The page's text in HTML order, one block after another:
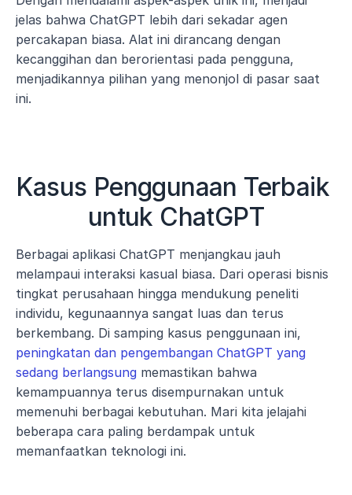
jelas bahwa ChatGPT lebih dari sekadar agen
percakapan biasa. Alat ini dirancang dengan
kecanggihan dan berorientasi pada pengguna,
menjadikannya pilihan yang menonjol di pasar saat
ini.
Kasus Penggunaan Terbaik
untuk ChatGPT
Berbagai aplikasi ChatGPT menjangkau jauh
melampaui interaksi kasual biasa. Dari operasi bisnis
tingkat perusahaan hingga mendukung peneliti
individu, kegunaannya sangat luas dan terus
peningkatan dan pengembangan ChatGPT yang
sedang berlangsung memastikan bahwa
kemampuannya terus disempurnakan untuk
memenuhi berbagai kebutuhan. Mari kita jelajahi
beberapa cara paling berdampak untuk
memanfaatkan teknologi ini.